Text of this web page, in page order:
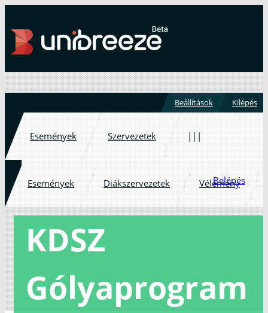
Beállítások Kilépés
Események Szervezetek |||
Események Diákszervezetek Vélemény
Belépés
KDSZ
Gólyaprogram